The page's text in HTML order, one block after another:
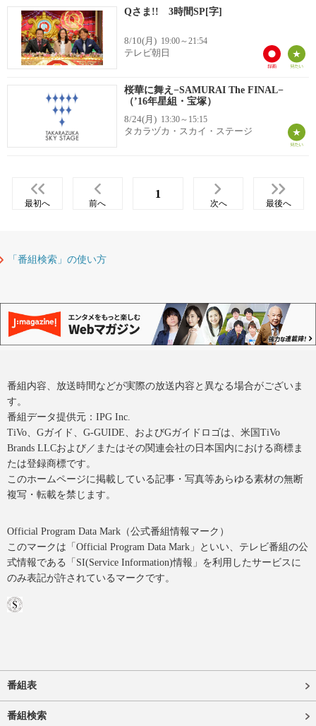
Qさま!! 3時間SP[字]
8/10(月) 19:00～21:54
テレビ朝日
桜華に舞え−SAMURAI The FINAL−
（’16年星組・宝塚）
8/24(月) 13:30～15:15
タカラヅカ・スカイ・ステージ
最初へ 前へ
1
次へ 最後へ
「番組検索」の使い方
番組内容、放送時間などが実際の放送内容と異なる場合がございま
す。
番組データ提供元：IPG Inc.
TiVo、Gガイド、G-GUIDE、およびGガイドロゴは、米国TiVo
Brands LLCおよび／またはその関連会社の日本国内における商標ま
たは登録商標です。
このホームページに掲載している記事・写真等あらゆる素材の無断
複写・転載を禁じます。
Official Program Data Mark（公式番組情報マーク）
このマークは「Official Program Data Mark」といい、テレビ番組の公
式情報である「SI(Service Information)情報」を利用したサービスに
のみ表記が許されているマークです。
番組表
番組検索